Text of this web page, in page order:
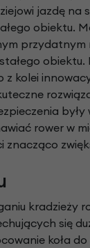
jazdę na
obiektu.
kolei
rower w
kradzieży
się
koła